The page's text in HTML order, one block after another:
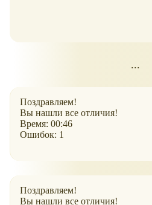
...
Поздравляем!
Вы нашли все отличия!
Время: 00:46
Ошибок: 1
Поздравляем!
Вы нашли все отличия!